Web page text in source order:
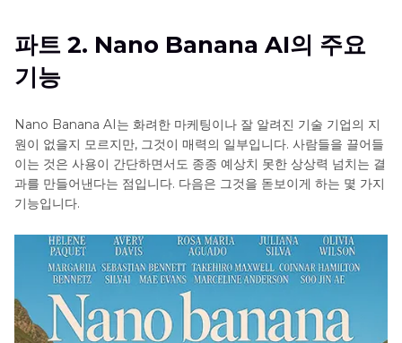
파트 2. Nano Banana AI의 주요
기능
Nano Banana AI는 화려한 마케팅이나 잘 알려진 기술 기업의 지
원이 없을지 모르지만, 그것이 매력의 일부입니다. 사람들을 끌어들
이는 것은 사용이 간단하면서도 종종 예상치 못한 상상력 넘치는 결
과를 만들어낸다는 점입니다. 다음은 그것을 돋보이게 하는 몇 가지
기능입니다.